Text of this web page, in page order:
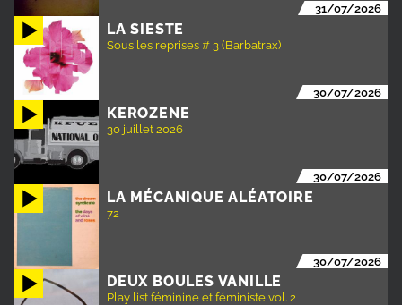
31/07/2026
LA SIESTE
Sous les reprises # 3 (Barbatrax)
30/07/2026
KEROZENE
30 juillet 2026
30/07/2026
LA MÉCANIQUE ALÉATOIRE
72
30/07/2026
DEUX BOULES VANILLE
Play list féminine et féministe vol. 2